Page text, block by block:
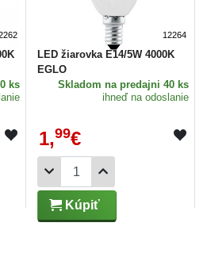
ks
12264
LED žiarovka E14/5W 4000K
EGLO
Skladom na predajni 40 ks
ihneď na odoslanie
1,99€
Kúpiť